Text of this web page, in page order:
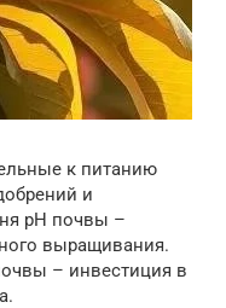
к питанию
и
pH почвы –
выращивания.
– инвестиция в